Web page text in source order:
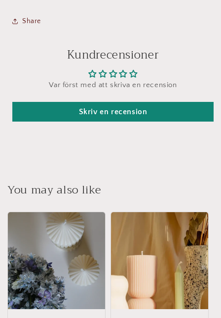
Share
Kundrecensioner
Var först med att skriva en recension
Skriv en recension
You may also like